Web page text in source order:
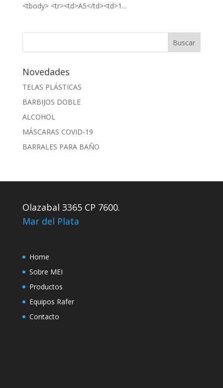
<tbody> <tr><td>A5</td><td>1...
Novedades
TELAS PLÁSTICAS
BARBIJOS DOBLE
ALCOHOL
MÁSCARAS COVID-19
BARRALES PARA BAÑO
Olazabal 3365 CP 7600.
Mar del Plata
Home
Sobre MEI
Productos
Equipos Rafer
Contacto